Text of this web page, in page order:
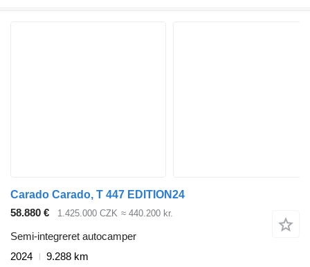
Carado Carado, T 447 EDITION24
58.880 €
1.425.000 CZK ≈ 440.200 kr.
Semi-integreret autocamper
2024
9.288 km